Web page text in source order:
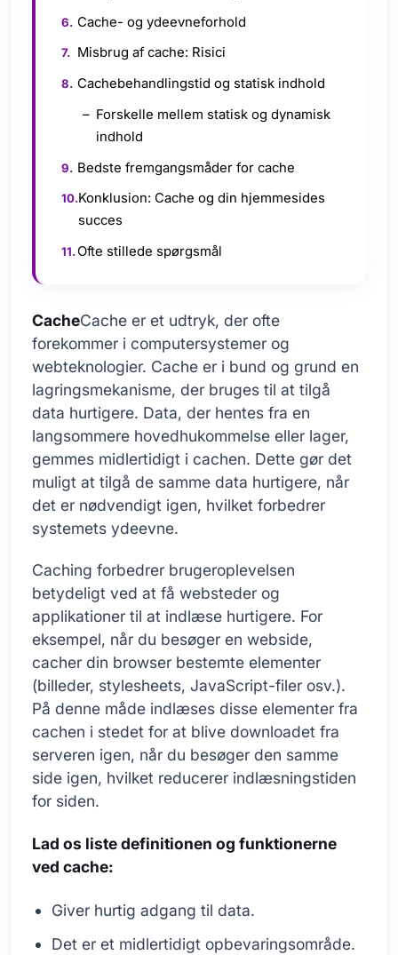
Cache- og ydeevneforhold
Misbrug af cache: Risici
Cachebehandlingstid og statisk indhold
Forskelle mellem statisk og dynamisk
indhold
Bedste fremgangsmåder for cache
Konklusion: Cache og din hjemmesides
succes
Ofte stillede spørgsmål
CacheCache er et udtryk, der ofte
forekommer i computersystemer og
webteknologier. Cache er i bund og grund en
lagringsmekanisme, der bruges til at tilgå
data hurtigere. Data, der hentes fra en
langsommere hovedhukommelse eller lager,
gemmes midlertidigt i cachen. Dette gør det
muligt at tilgå de samme data hurtigere, når
det er nødvendigt igen, hvilket forbedrer
systemets ydeevne.
Caching forbedrer brugeroplevelsen
betydeligt ved at få websteder og
applikationer til at indlæse hurtigere. For
eksempel, når du besøger en webside,
cacher din browser bestemte elementer
(billeder, stylesheets, JavaScript-filer osv.).
På denne måde indlæses disse elementer fra
cachen i stedet for at blive downloadet fra
serveren igen, når du besøger den samme
side igen, hvilket reducerer indlæsningstiden
for siden.
Lad os liste definitionen og funktionerne
ved cache:
Giver hurtig adgang til data.
Det er et midlertidigt opbevaringsområde.